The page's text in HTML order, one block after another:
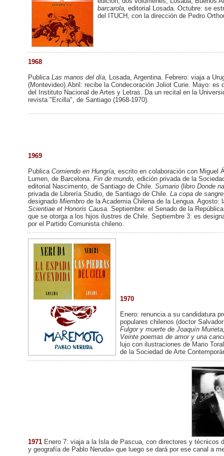
barcarola, editorial Losada. Octubre: se
del ITUCH, con la dirección de Pedro
1968
Publica Las manos del día, Losada, Argentina. Febrero: viaja a
(Montevideo).Abril: recibe la Condecoración Joliot Curie. Mayo: es
del Instituto Nacional de Artes y Letras. Da un recital en la
revista "Ercilla", de Santiago (1968-1970).
1969
Publica Comiendo en Hungría, escrito en colaboración con Miguel
Lumen, de Barcelona. Fin de mundo, edición privada de la
editorial Nascimento, de Santiago de Chile. Sumario (libro Donde
privada de Librería Studio, de Santiago de Chile. La copa de
designado Miembro de la Academia Chilena de la Lengua.
Scientiae et Honoris Causa. Septiembre: el Senado de la
que se otorga a los hijos ilustres de Chile. Septiembre 3: es
por el Partido Comunista chileno.
1970
Enero: renuncia a su candidatura
populares chilenos (doctor
Fulgor y muerte de Joaquín
Veinte poemas de amor y una
lujo con ilustraciones de Mario
de la Sociedad de Arte
1971 Enero 7: viaja a la Isla de Pascua, con directores y técnicos
y geografía de Pablo Neruda» que luego se dará por ese canal a